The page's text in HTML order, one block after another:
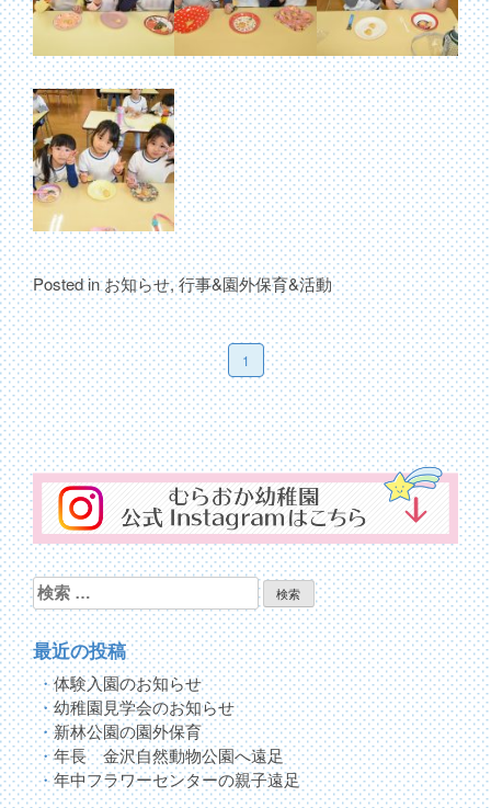
Posted inお知らせ,行事&園外保育&活動
1
検
索:
最近の投稿
体験入園のお知らせ
幼稚園見学会のお知らせ
新林公園の園外保育
年長 金沢自然動物公園へ遠足
年中フラワーセンターの親子遠足